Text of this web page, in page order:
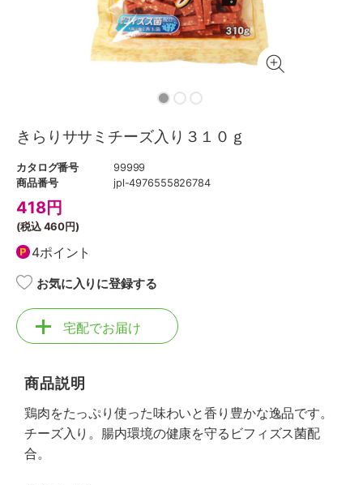
きらりササミチーズ入り３１０ｇ
カタログ番号
99999
商品番号
jpl-4976555826784
418円
(税込460円)
4ポイント
お気に入りに登録する
宅配でお届け
商品説明
鶏肉をたっぷり使った味わいと香り豊かな逸品です。
チーズ入り。腸内環境の健康を守るビフィズス菌配
合。